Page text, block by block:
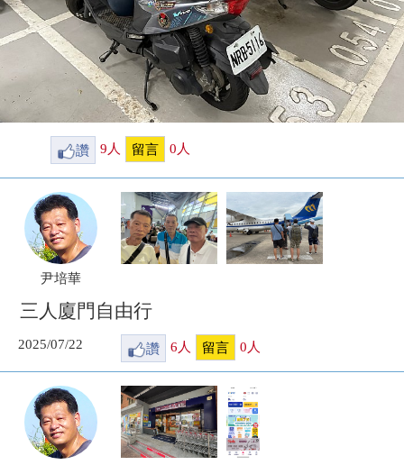
讚 9 人 留言 0 人
尹培華
三人廈門自由行
2025/07/22 讚 6人 留言 0人